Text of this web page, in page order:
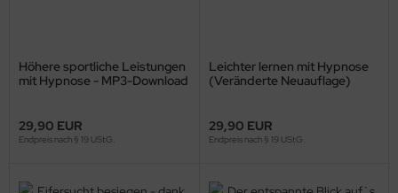
Höhere sportliche Leistungen
mit Hypnose - MP3-Download
29,90 EUR
Endpreis nach § 19 UStG.
Leichter lernen mit Hypnose
(Veränderte Neuauflage)
29,90 EUR
Endpreis nach § 19 UStG.